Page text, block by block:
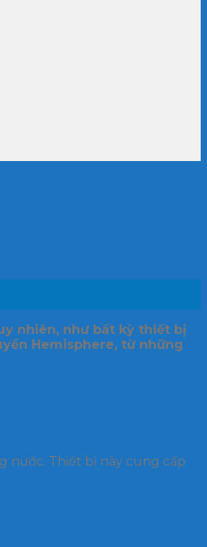
nhiên, như bất kỳ thiết bị
Hemisphere, từ những
nước. Thiết bị này cung cấp